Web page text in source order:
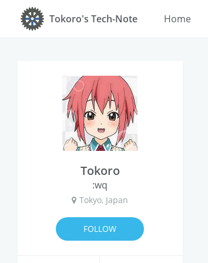
Tokoro's Tech-Note Home
Tokoro
:wq
Tokyo, Japan
FOLLOW